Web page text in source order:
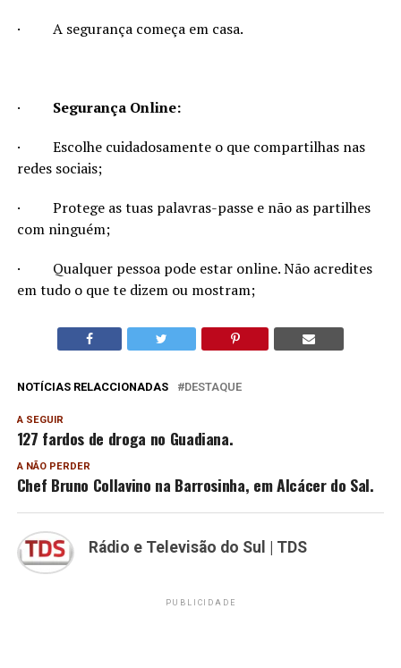
· A segurança começa em casa.
· Segurança Online:
· Escolhe cuidadosamente o que compartilhas nas
redes sociais;
· Protege as tuas palavras-passe e não as partilhes
com ninguém;
· Qualquer pessoa pode estar online. Não acredites
em tudo o que te dizem ou mostram;
NOTÍCIAS RELACCIONADAS DESTAQUE
A SEGUIR
127 fardos de droga no Guadiana.
A NÃO PERDER
Chef Bruno Collavino na Barrosinha, em Alcácer do Sal.
Rádio e Televisão do Sul | TDS
PUBLICIDADE